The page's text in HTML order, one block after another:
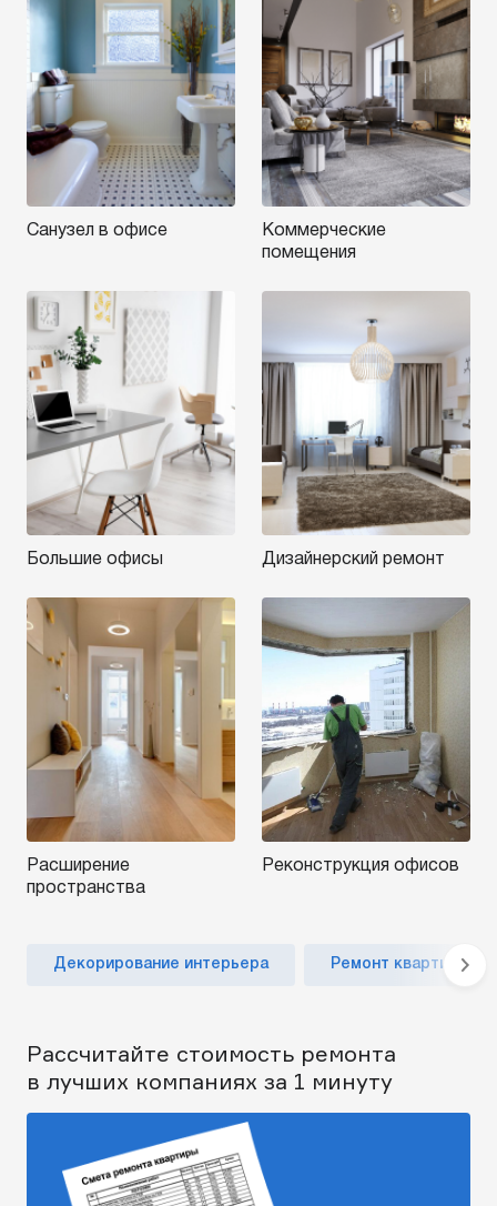
Санузел в офисе
Коммерческие
помещения
Большие офисы Дизайнерский ремонт
Расширение
пространства
Реконструкция офисов
Декорирование интерьера Ремонт квартиры
Рассчитайте стоимость ремонта
в лучших компаниях за 1 минуту